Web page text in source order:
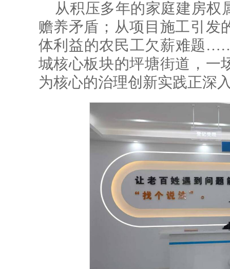
从积压多年的家庭建房权
赡养矛盾；从项目施工引发
体利益的农民工欠薪难题
城核心板块的坪塘街道，一
为核心的治理创新实践正深